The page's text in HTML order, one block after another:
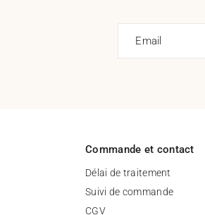
Email
Commande et contact
Délai de traitement
Suivi de commande
CGV